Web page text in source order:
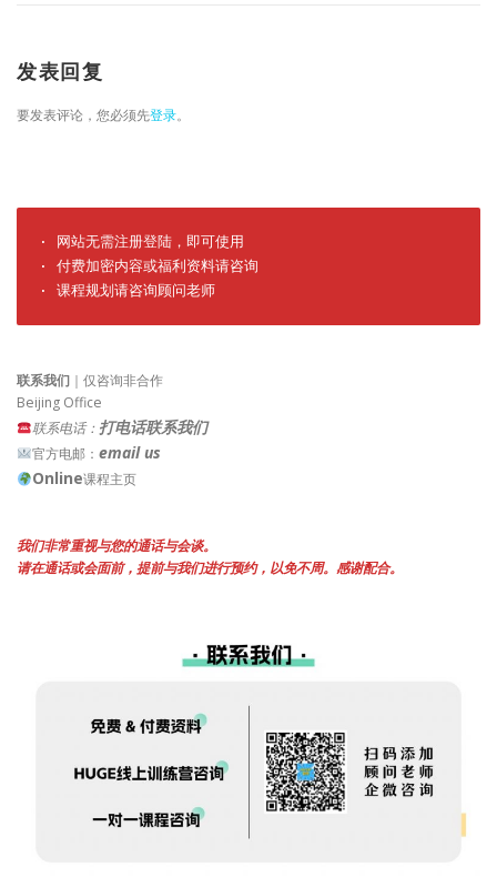
发表回复
要发表评论，您必须先登录。
· 网站无需注册登陆，即可使用
· 付费加密内容或福利资料请咨询
· 课程规划请咨询顾问老师
联系我们 ｜仅咨询非合作
Beijing Office
联系电话： 打电话联系我们
官方电邮： email us
Online课程主页
我们非常重视与您的通话与会谈。
请在通话或会面前，提前与我们进行预约，以免不周。感谢配合。